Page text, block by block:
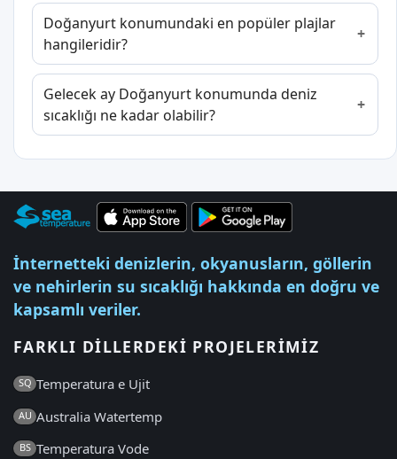
Doğanyurt konumundaki en popüler plajlar
hangileridir?
Gelecek ay Doğanyurt konumunda deniz
sıcaklığı ne kadar olabilir?
İnternetteki denizlerin, okyanusların, göllerin
ve nehirlerin su sıcaklığı hakkında en doğru ve
kapsamlı veriler.
FARKLI DILLERDEKI PROJELERIMIZ
SQ Temperatura e Ujit
AU Australia Watertemp
BS Temperatura Vode